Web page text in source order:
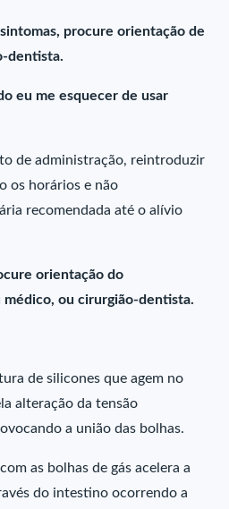
procure orientação de
dentista.
eu me esquecer de usar
de administração, reintroduzir
os horários e não
recomendada até o alívio
orientação do
ou cirurgião-dentista.
de silicones que agem no
alteração da tensão
a união das bolhas.
as bolhas de gás acelera a
do intestino ocorrendo a